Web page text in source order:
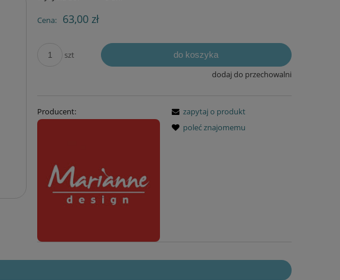
Cena: 63,00 zł
szt do koszyka
dodaj do przechowalni
Producent:
zapytaj o produkt
poleć znajomemu